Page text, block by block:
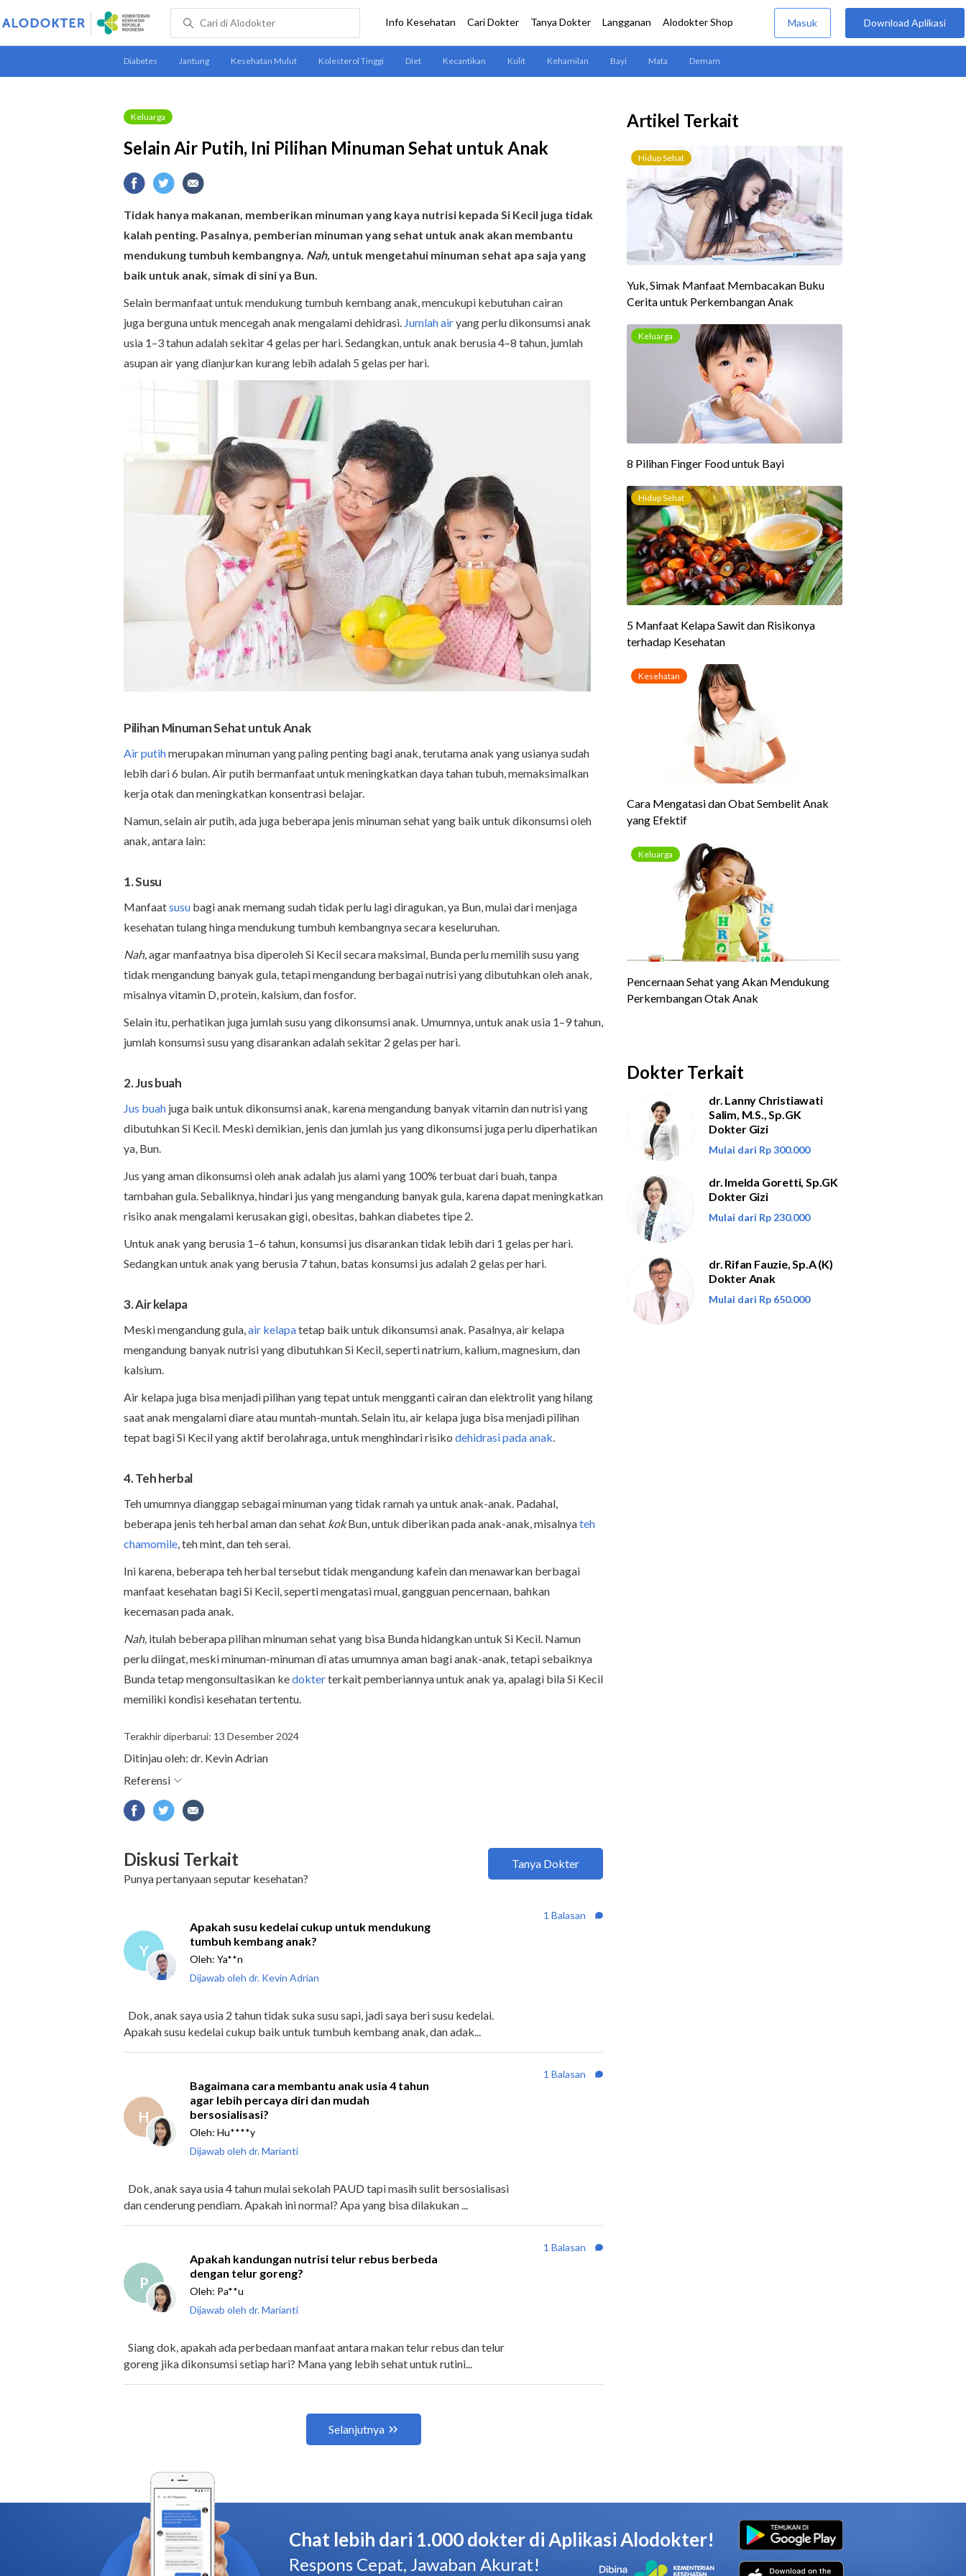
Keluarga
Selain Air Putih, Ini Pilihan Minuman Sehat untuk Anak
Tidak hanya makanan, memberikan minuman yang kaya nutrisi kepada Si Kecil juga tidak
kalah penting. Pasalnya, pemberian minuman yang sehat untuk anak akan membantu
mendukung tumbuh kembangnya. Nah, untuk mengetahui minuman sehat apa saja yang
baik untuk anak, simak di sini ya Bun.
Selain bermanfaat untuk mendukung tumbuh kembang anak, mencukupi kebutuhan cairan
juga berguna untuk mencegah anak mengalami dehidrasi. Jumlah airyang perlu dikonsumsi anak
usia 1–3 tahun adalah sekitar 4 gelas per hari. Sedangkan, untuk anak berusia 4–8 tahun, jumlah
asupan air yang dianjurkan kurang lebih adalah 5 gelas per hari.
Pilihan Minuman Sehat untuk Anak
Air putihmerupakan minuman yang paling penting bagi anak, terutama anak yang usianya sudah
lebih dari 6 bulan. Air putih bermanfaat untuk meningkatkan daya tahan tubuh, memaksimalkan
kerja otak dan meningkatkan konsentrasi belajar.
Namun, selain air putih, ada juga beberapa jenis minuman sehat yang baik untuk dikonsumsi oleh
anak, antara lain:
1. Susu
Manfaatsusu bagi anak memang sudah tidak perlu lagi diragukan, ya Bun, mulai dari menjaga
kesehatan tulang hinga mendukung tumbuh kembangnya secara keseluruhan.
Nah,agar manfaatnya bisa diperoleh Si Kecil secara maksimal, Bunda perlu memilih susu yang
tidak mengandung banyak gula, tetapi mengandung berbagai nutrisi yang dibutuhkan oleh anak,
misalnya vitamin D, protein, kalsium, dan fosfor.
Selain itu, perhatikan juga jumlah susu yang dikonsumsi anak. Umumnya, untuk anak usia 1–9 tahun,
jumlah konsumsi susu yang disarankan adalah sekitar 2 gelas per hari.
2. Jus buah
Jus buah juga baik untuk dikonsumsi anak, karena mengandung banyak vitamin dan nutrisi yang
dibutuhkan Si Kecil. Meski demikian, jenis dan jumlah jus yang dikonsumsi juga perlu diperhatikan
ya, Bun.
Jus yang aman dikonsumsi oleh anak adalah jus alami yang 100% terbuat dari buah, tanpa
tambahan gula. Sebaliknya, hindari jus yang mengandung banyak gula, karena dapat meningkatkan
risiko anak mengalami kerusakan gigi, obesitas, bahkan diabetes tipe 2.
Untuk anak yang berusia 1–6 tahun, konsumsi jus disarankan tidak lebih dari 1 gelas per hari.
Sedangkan untuk anak yang berusia 7 tahun, batas konsumsi jus adalah 2 gelas per hari.
3. Air kelapa
Meski mengandung gula,air kelapatetap baik untuk dikonsumsi anak. Pasalnya, air kelapa
mengandung banyak nutrisi yang dibutuhkan Si Kecil, seperti natrium, kalium, magnesium, dan
kalsium.
Air kelapa juga bisa menjadi pilihan yang tepat untuk mengganti cairan dan elektrolit yang hilang
saat anak mengalami diare atau muntah-muntah. Selain itu, air kelapa juga bisa menjadi pilihan
tepat bagi Si Kecil yang aktif berolahraga, untuk menghindari risiko dehidrasi pada anak.
4. Teh herbal
Teh umumnya dianggap sebagai minuman yang tidak ramah ya untuk anak-anak. Padahal,
beberapa jenis teh herbal aman dan sehat kokBun, untuk diberikan pada anak-anak, misalnyateh
chamomile, teh mint, dan teh serai.
Ini karena, beberapa teh herbal tersebut tidak mengandung kafein dan menawarkan berbagai
manfaat kesehatan bagi Si Kecil, seperti mengatasi mual, gangguan pencernaan, bahkan
kecemasan pada anak.
Nah, itulah beberapa pilihan minuman sehat yang bisa Bunda hidangkan untuk Si Kecil. Namun
perlu diingat, meski minuman-minuman di atas umumnya aman bagi anak-anak, tetapi sebaiknya
Bunda tetap mengonsultasikan kedokterterkait pemberiannya untuk anak ya, apalagi bila Si Kecil
memiliki kondisi kesehatan tertentu.
Terakhir diperbarui: 13 Desember 2024
Artikel Terkait
Dokter Terkait